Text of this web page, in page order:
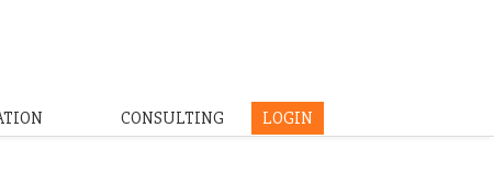
CONSULTING LOGIN